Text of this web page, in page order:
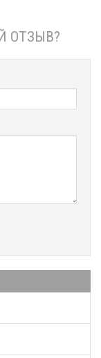
ОТЗЫВ?